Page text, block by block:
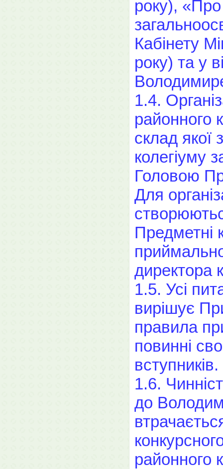
року),
Кабінету
року) та у
1.4.
районного
склад якої
колегіуму
Головою
Для
Предметні
директора
1.5. Усі
вирішує
правила
повинні
вступників.
1.6.
до
районного